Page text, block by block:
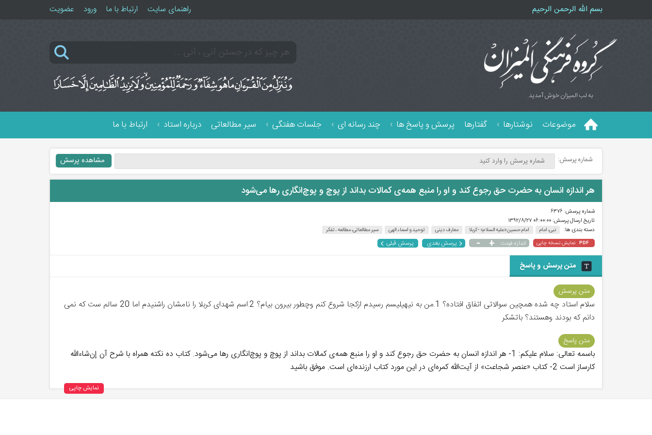
بسم الله الرحمن الرحیم راهنمای سایت ارتباط با ما ورود عضویت
به لب المیزان خوش آمدید.
موضوعات نوشتارها گفتارها پرسش و پاسخ ها چند رسانه ای جلسات هفتگی سیر مطالعاتی درباره استاد ارتباط با ما
شماره پرسش:
هر اندازه انسان به حضرت حق رجوع کند و او را منبع همه‌ی کمالات بداند از پوچ و پوچ‌انگاری رها می‌شود
شماره پرسش: ۶۳۷۶
تاریخ ارسال پرسش:۰۶:۰۰:۰۰ ۱۳۹۲/۸/۲۷
دسته بندی ها:
نبی، امام امام حسین«علیه السلام» - کربلا معارف دینی توحید و اسماء الهی سیر مطالعاتی، مطالعه ، تفکر
PDF نمایش نسخه چاپی اندازه فونت: +
- پرسش بعدی پرسش قبلی
متن پرسش و پاسخ
متن پرسش
سلام استاد چه شده همچین سوالاتی اتفاق افتاده؟ 1.من به نیهیلیسم رسیدم ازکجا شروع کنم وچطور بیرون بیام؟ 2.اسم شهدای کربلا را نامشان راشنیدم اما 20 سالم ست که نمی
دانم که بودند وهستند؟ باتشکر
متن پاسخ
باسمه تعالی: سلام علیکم: 1- هر اندازه انسان به حضرت حق رجوع کند و او را منبع همه‌ی کمالات بداند از پوچ و پوچ‌انگاری رها می‌شود. کتاب ده نکته همراه با شرح آن إن‌شاءاللّه
کارساز است 2- کتاب «عنصر شجاعت» از آیت‌اللّه کمره‌ای در این مورد کتاب ارزنده‌ای است. موفق باشید
نمایش چاپی